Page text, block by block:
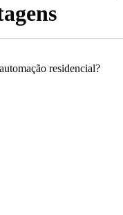
residencial?